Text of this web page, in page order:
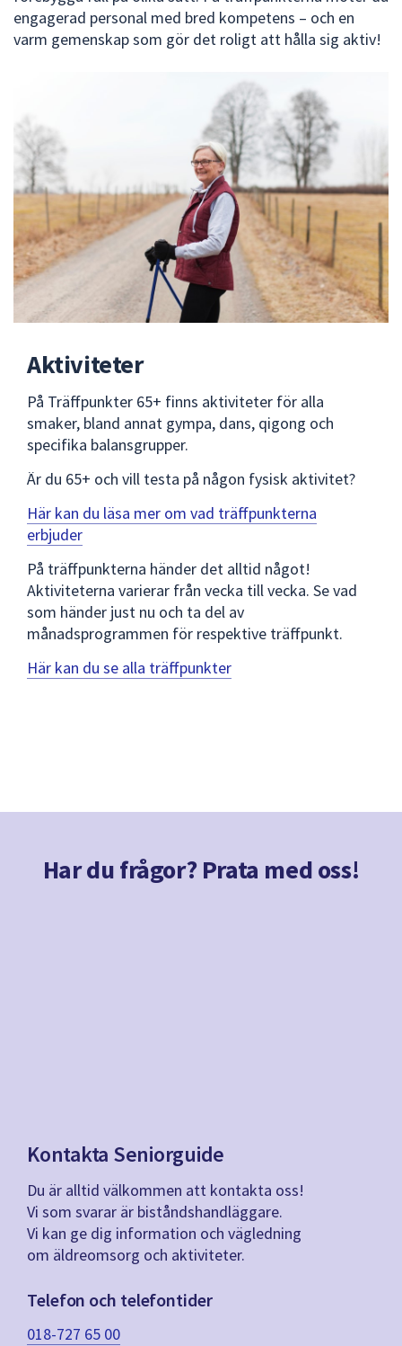
engagerad personal med bred kompetens – och en
varm gemenskap som gör det roligt att hålla sig aktiv!
Aktiviteter
På Träffpunkter 65+ finns aktiviteter för alla
smaker, bland annat gympa, dans, qigong och
specifika balansgrupper.
Är du 65+ och vill testa på någon fysisk aktivitet?
Här kan du läsa mer om vad träffpunkterna
erbjuder
På träffpunkterna händer det alltid något!
Aktiviteterna varierar från vecka till vecka. Se vad
som händer just nu och ta del av
månadsprogrammen för respektive träffpunkt.
Här kan du se alla träffpunkter
Har du frågor? Prata med oss!
Kontakta Seniorguide
Du är alltid välkommen att kontakta oss!
Vi som svarar är biståndshandläggare.
Vi kan ge dig information och vägledning
om äldreomsorg och aktiviteter.
Telefon och telefontider
018-727 65 00